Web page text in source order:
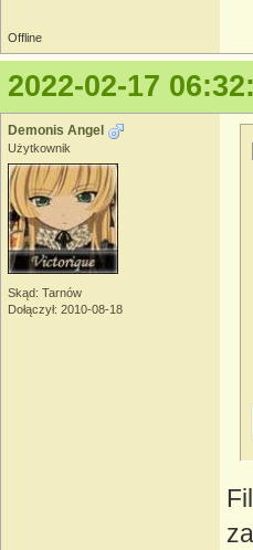
Offline
2022-02-17
Demonis Angel
Użytkownik
Skąd: Tarnów
Dołączył: 2010-08-18